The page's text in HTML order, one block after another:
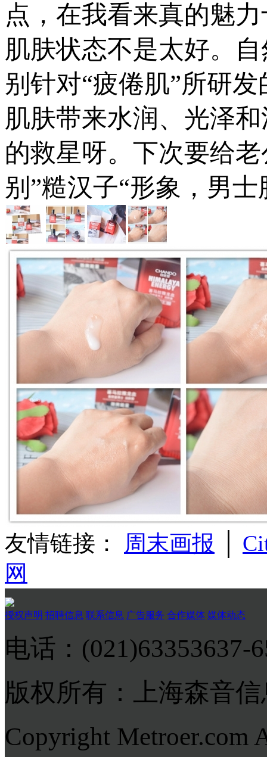
点，在我看来真的魅
肌肤状态不是太好。
别针对“疲倦肌”所研
肌肤带来水润、光泽
的救星呀。下次要给
别”糙汉子“形象，男
友情链接： 周末画报
网
授权声明 招聘信息 联系信息 广告服务 合作媒体 媒体动态
电话：(021)63353637-
版权所有：上海森音
Copyright Metroer.com